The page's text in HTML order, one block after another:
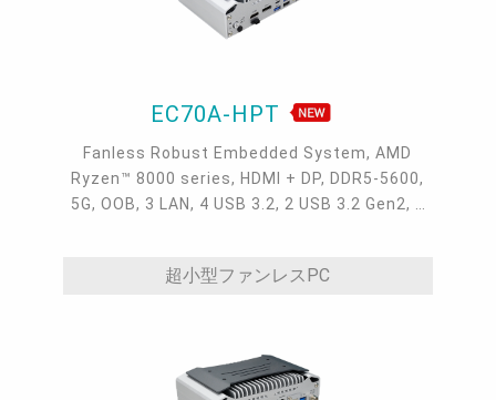
EC70A-HPT
Fanless Robust Embedded System, AMD
Ryzen™ 8000 series, HDMI + DP, DDR5-5600,
5G, OOB, 3 LAN, 4 USB 3.2, 2 USB 3.2 Gen2, 1
超小型ファンレスPC